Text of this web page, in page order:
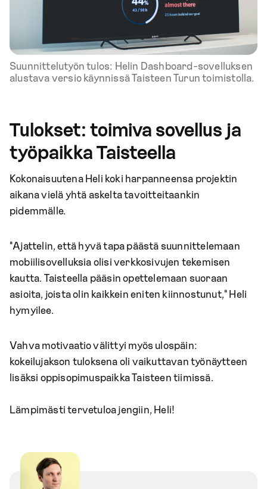
Suunnittelutyön tulos: Helin Dashboard-sovelluksen
alustava versio käynnissä Taisteen Turun toimistolla.
Tulokset: toimiva sovellus ja
työpaikka Taisteella
Kokonaisuutena Heli koki harpanneensa projektin
aikana vielä yhtä askelta tavoitteitaankin
pidemmälle.
"Ajattelin, että hyvä tapa päästä suunnittelemaan
mobiilisovelluksia olisi verkkosivujen tekemisen
kautta. Taisteella pääsin opettelemaan suoraan
asioita, joista olin kaikkein eniten kiinnostunut," Heli
hymyilee.
Vahva motivaatio välittyi myös ulospäin:
kokeilujakson tuloksena oli vaikuttavan työnäytteen
lisäksi oppisopimuspaikka Taisteen tiimissä.
Lämpimästi tervetuloa jengiin, Heli!